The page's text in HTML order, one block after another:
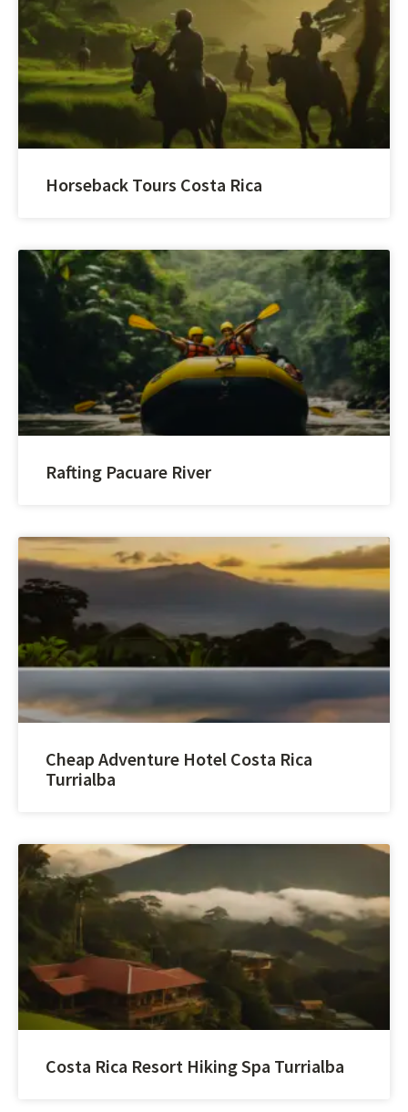
Horseback Tours Costa Rica
Rafting Pacuare River
Cheap Adventure Hotel Costa Rica
Turrialba
Costa Rica Resort Hiking Spa Turrialba